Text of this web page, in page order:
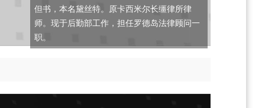
但书，本名黛丝特。原卡西米尔长缰律所律
师。现于后勤部工作，担任罗德岛法律顾问一
职。